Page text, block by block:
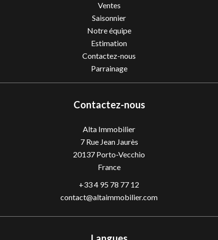
Ventes
Saisonnier
Notre équipe
Estimation
Contactez-nous
Parrainage
Contactez-nous
Alta Immobilier
7 Rue Jean Jaurès
20137 Porto-Vecchio
France
+33 4 95 78 77 12
contact@altaimmobilier.com